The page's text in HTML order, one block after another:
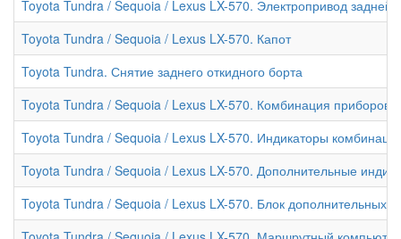
Toyota Tundra / Sequoia / Lexus LX-570. Электропривод
Toyota Tundra / Sequoia / Lexus LX-570. Капот
Toyota Tundra. Снятие заднего откидного борта
Toyota Tundra / Sequoia / Lexus LX-570. Комбинация приборов
Toyota Tundra / Sequoia / Lexus LX-570. Индикаторы
Toyota Tundra / Sequoia / Lexus LX-570. Дополнительные
Toyota Tundra / Sequoia / Lexus LX-570. Блок дополнительных